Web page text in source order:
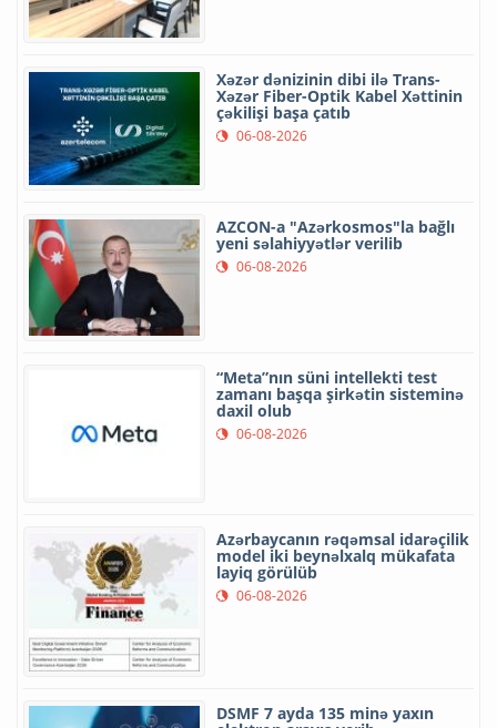
Xəzər dənizinin dibi ilə Trans-
Xəzər Fiber-Optik Kabel Xəttinin
çəkilişi başa çatıb
06-08-2026
AZCON-a "Azərkosmos"la bağlı
yeni səlahiyyətlər verilib
06-08-2026
“Meta”nın süni intellekti test
zamanı başqa şirkətin sisteminə
daxil olub
06-08-2026
Azərbaycanın rəqəmsal idarəçilik
model iki beynəlxalq mükafata
layiq görülüb
06-08-2026
DSMF 7 ayda 135 minə yaxın